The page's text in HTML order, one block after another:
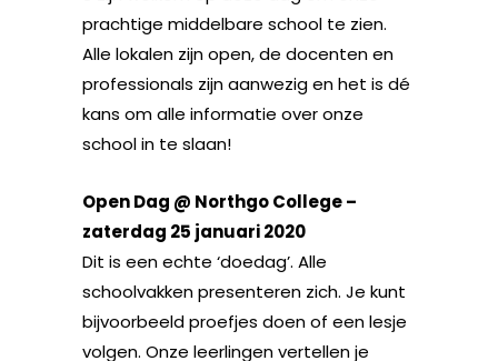
prachtige middelbare school te zien.
Alle lokalen zijn open, de docenten en
professionals zijn aanwezig en het is dé
kans om alle informatie over onze
school in te slaan!
Open Dag @ Northgo College –
zaterdag 25 januari 2020
Dit is een echte ‘doedag’. Alle
schoolvakken presenteren zich. Je kunt
bijvoorbeeld proefjes doen of een lesje
volgen. Onze leerlingen vertellen je